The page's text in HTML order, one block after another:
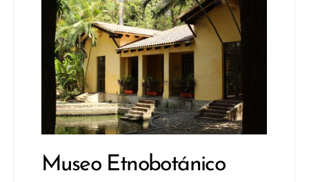
Museo Etnobotánico